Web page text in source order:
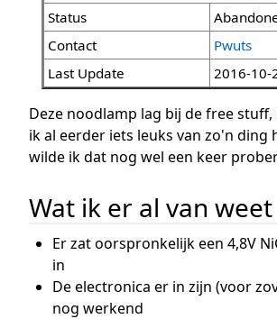
Status
Contact
Pwuts
Last Update
2016-10-
Deze noodlamp lag bij de free stuff,
ik al eerder iets leuks van zo'n ding
wilde ik dat nog wel een keer
Wat ik er al van weet
Er zat oorspronkelijk een 4,8V
in
De electronica er in zijn (voor
nog werkend